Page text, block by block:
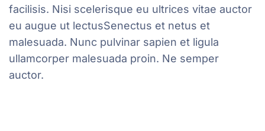
facilisis. Nisi scelerisque eu ultrices vitae auctor
eu augue ut lectusSenectus et netus et
malesuada. Nunc pulvinar sapien et ligula
ullamcorper malesuada proin. Ne semper
auctor.